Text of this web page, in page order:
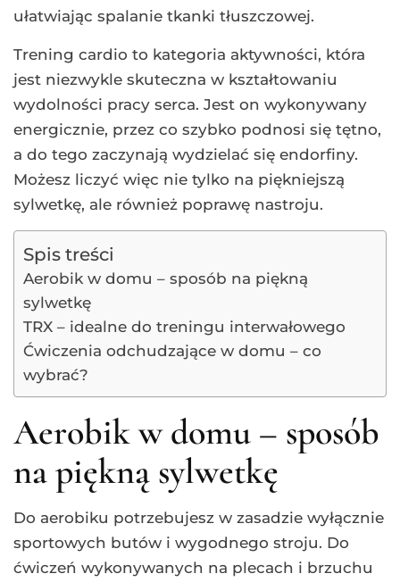
ułatwiając spalanie tkanki tłuszczowej.
Trening cardio to kategoria aktywności, która
jest niezwykle skuteczna w kształtowaniu
wydolności pracy serca. Jest on wykonywany
energicznie, przez co szybko podnosi się tętno,
a do tego zaczynają wydzielać się endorfiny.
Możesz liczyć więc nie tylko na piękniejszą
sylwetkę, ale również poprawę nastroju.
Spis treści
Aerobik w domu – sposób na piękną
sylwetkę
TRX – idealne do treningu interwałowego
Ćwiczenia odchudzające w domu – co
wybrać?
Aerobik w domu – sposób
na piękną sylwetkę
Do aerobiku potrzebujesz w zasadzie wyłącznie
sportowych butów i wygodnego stroju. Do
ćwiczeń wykonywanych na plecach i brzuchu